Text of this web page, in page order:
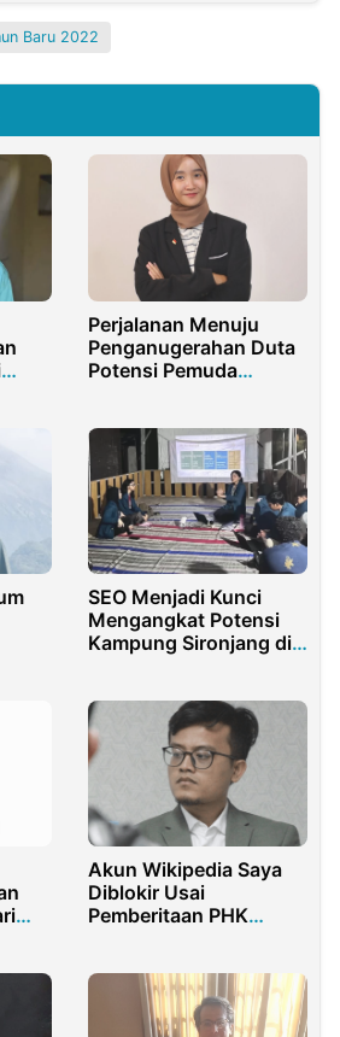
Baru 2022
Perjalanan Menuju
Penganugerahan Duta
Potensi Pemuda
SEO Menjadi Kunci
Mengangkat Potensi
Kampung Sironjang di
Akun Wikipedia Saya
Diblokir Usai
Pemberitaan PHK